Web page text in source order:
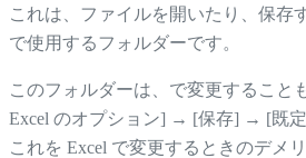
これは、ファイルを開いたり、保存
で使用するフォルダーです。
このフォルダーは、で変更すること
Excel のオプション] → [保存] → [既定
これを Excel で変更するときのデメ